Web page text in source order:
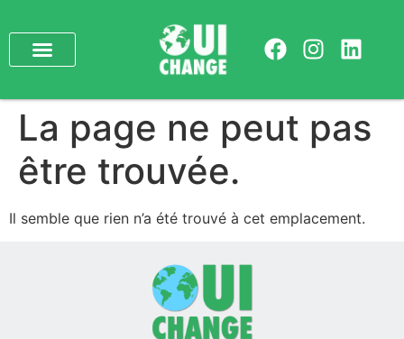
La page ne peut pas
être trouvée.
Il semble que rien n’a été trouvé à cet emplacement.